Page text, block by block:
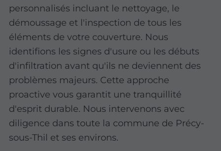
personnalisés incluant le nettoyage, le
démoussage et l'inspection de tous les
éléments de votre couverture. Nous
identifions les signes d'usure ou les débuts
d'infiltration avant qu'ils ne deviennent des
problèmes majeurs. Cette approche
proactive vous garantit une tranquillité
d'esprit durable. Nous intervenons avec
diligence dans toute la commune de Précy-
sous-Thil et ses environs.